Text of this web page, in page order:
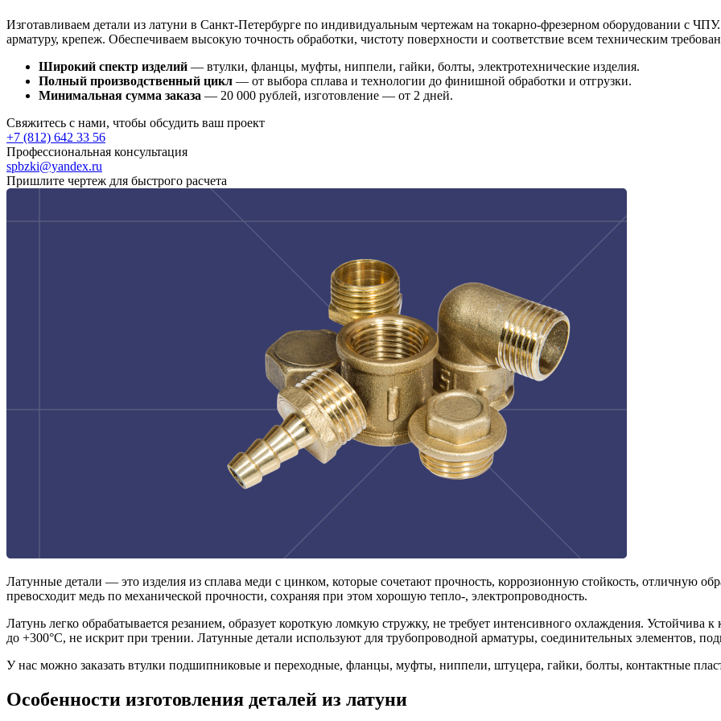
Изготавливаем детали из латуни в Санкт-Петербурге по индивидуальным чертежам на токарно-фрезерном оборудовании с
арматуру, крепеж. Обеспечиваем высокую точность обработки, чистоту поверхности и соответствие всем техническим
Широкий спектр изделий — втулки, фланцы, муфты, ниппели, гайки, болты, электротехнические изделия.
Полный производственный цикл — от выбора сплава и технологии до финишной обработки и отгрузки.
Минимальная сумма заказа — 20 000 рублей, изготовление — от 2 дней.
Свяжитесь с нами, чтобы обсудить ваш проект
+7 (812) 642 33 56
Профессиональная консультация
spbzki@yandex.ru
Пришлите чертеж для быстрого расчета
Латунные детали — это изделия из сплава меди с цинком, которые сочетают прочность, коррозионную стойкость, отличную
превосходит медь по механической прочности, сохраняя при этом хорошую тепло-, электропроводность.
Латунь легко обрабатывается резанием, образует короткую ломкую стружку, не требует интенсивного охлаждения. Устойчива
до +300°C, не искрит при трении. Латунные детали используют для трубопроводной арматуры, соединительных элементов,
У нас можно заказать втулки подшипниковые и переходные, фланцы, муфты, ниппели, штуцера, гайки, болты, контактные
Особенности изготовления деталей из латуни